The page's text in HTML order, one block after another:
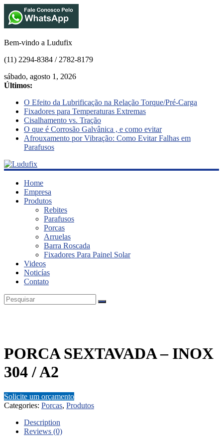
Bem-vindo a Ludufix
(11) 2294-8384 / 2782-8179
sábado, agosto 1, 2026
Últimos:
O Efeito da Lubrificação na Relação Torque/Pré-Carga
Fixadores para Temperaturas Extremas
Cisalhamento vs. Tração
O que é Corrosão Galvânica , e como evitar
Afrouxamento por Vibração: Como Evitar Falhas em
Parafusos
Ludufix
Fixadores
Home
Empresa
Produtos
Rebites
Parafusos
Porcas
Arruelas
Barra Roscada
Fixadores Para Painel Solar
Videos
Noticías
Contato
PORCA SEXTAVADA – INOX
304 / A2
Solicite um orçamento
Categories: Porcas, Produtos
Description
Reviews (0)